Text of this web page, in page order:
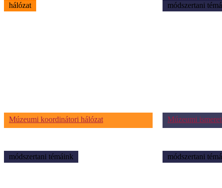
hálózat
Múzeumi koordinátori hálózat
módszertani
Múzeumi
módszertani témáink módszertani